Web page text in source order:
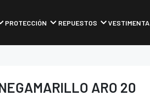
PROTECCIÓN REPUESTOS VESTIMENTA
ARO 20